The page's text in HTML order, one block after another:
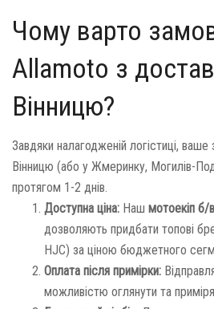
Чому варто
Allamoto з
Вінницю?
Завдяки налагодженій логістиці,
Вінницю (або у Жмеринку, Могилів-
протягом 1-2 днів.
Доступна ціна: Наш мотоекіп б/в
дозволяють придбати топові
HJC) за ціною бюджетного
Оплата після примірки:
можливістю оглянути та